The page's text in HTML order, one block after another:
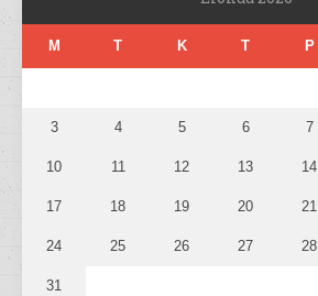
M T K T P
3 4 5 6 7
10 11 12 13 14
17 18 19 20 21
24 25 26 27 28
31